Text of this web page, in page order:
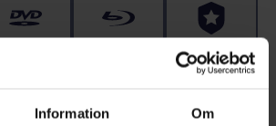
Information Om
DVD Blu-ray Rättigheter